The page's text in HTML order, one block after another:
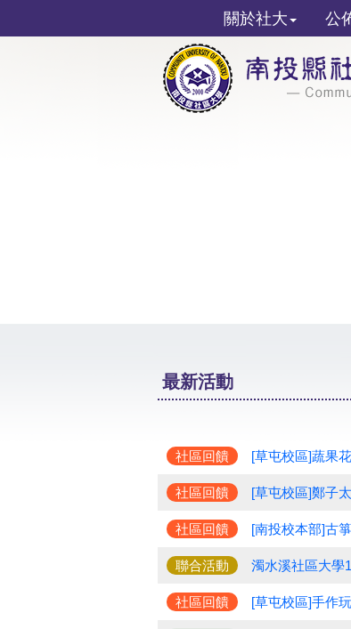
關於社大 公
最新活動
社區回饋 [草屯校區]蔬果
社區回饋 [草屯校區]鄭子
社區回饋 [南投校本部]古箏
聯合活動 濁水溪社區大學
社區回饋 [草屯校區]手作